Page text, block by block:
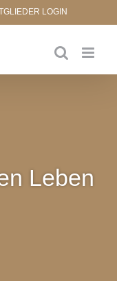
LOGIN
Leben